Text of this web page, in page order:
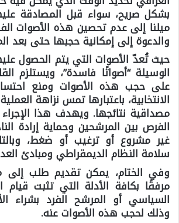
بشكل صريح، سواء قبل المصادقة
ميلنا إلى عدم تحصين هذه الأصوات
والدعوة إلى إمكانية حجبها حتى بعد
حيث تُعدّ الأصوات التي يتم الحصول
الوسيلة “أصواتًا فاسدة”، ويستلزم
على حجب هذه الأصوات ومنع
الانتخابية، باعتبارها تمس نزاهة
مصداقية نتائجها. ويهدف هذا
الفرص بين المرشحين وحماية إرادة
غير مشروع أو ترغيب أو ضغط،
سلامة النظام الديمقراطي ومبادئ
وفي الختام، يمكن تقديم طلب
مرفقًا بكافة الأدلة التي تثبت قيام
السياسي أو المرشح الفرد بشراء
وذلك لحجب هذه الأصوات عنه.